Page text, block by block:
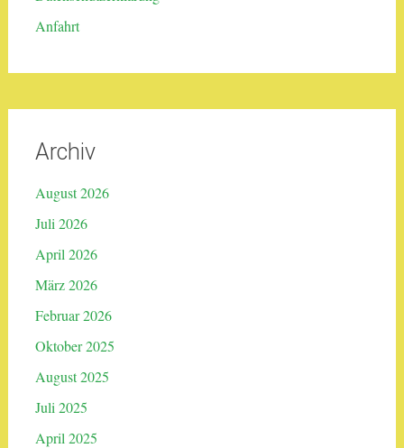
Anfahrt
Archiv
August 2026
Juli 2026
April 2026
März 2026
Februar 2026
Oktober 2025
August 2025
Juli 2025
April 2025